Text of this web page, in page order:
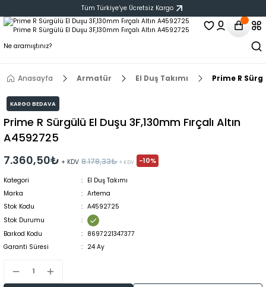
Tüm Türkiye‘ye Ücretsiz Kargo
Anasayfa Armatür El Duş Takımı Prime R
KARGO BEDAVA
Prime R Sürgülü El Duşu 3F,130mm Fırçalı Altın
A4592725
7.360,50₺ + KDV 8.178,33₺ + KDV -10%
Kategori
El Duş Takımı
Marka
Artema
Stok Kodu
A4592725
Stok Durumu
Barkod Kodu
8697221347377
Garanti Süresi
24 Ay